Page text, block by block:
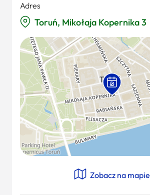
Adres
Toruń, Mikołaja Kopernika 3
Zobacz na mapie